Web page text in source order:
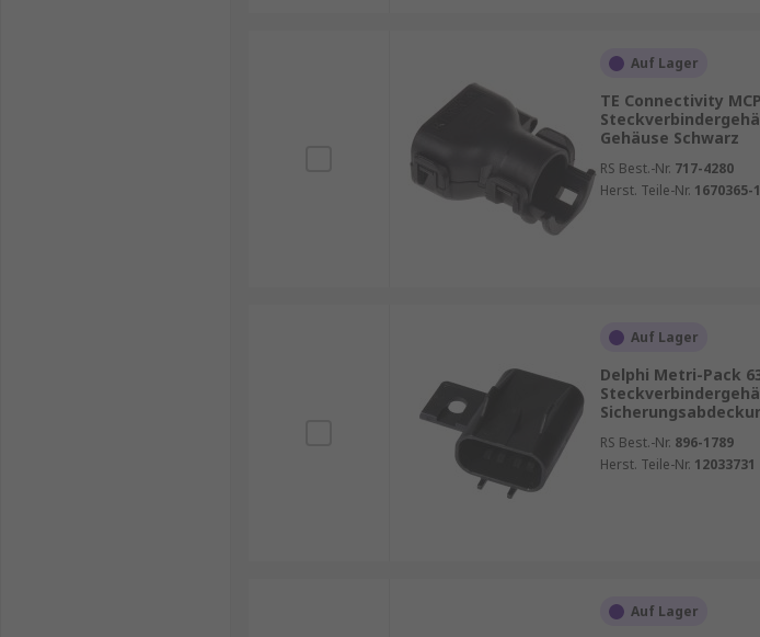
Auf Lager
TE Connectivity
Gehäuse Schwarz
RS Best.-Nr. 717-4280
Herst. Teile-Nr. 1670365-1
Auf Lager
Delphi Metri-Pack
RS Best.-Nr. 896-1789
Herst. Teile-Nr. 12033731
Auf Lager